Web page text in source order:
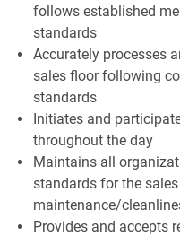
follows established
standards
Accurately processes
sales floor following
standards
Initiates and
throughout the day
Maintains all
standards for the
maintenance/
Provides and accepts